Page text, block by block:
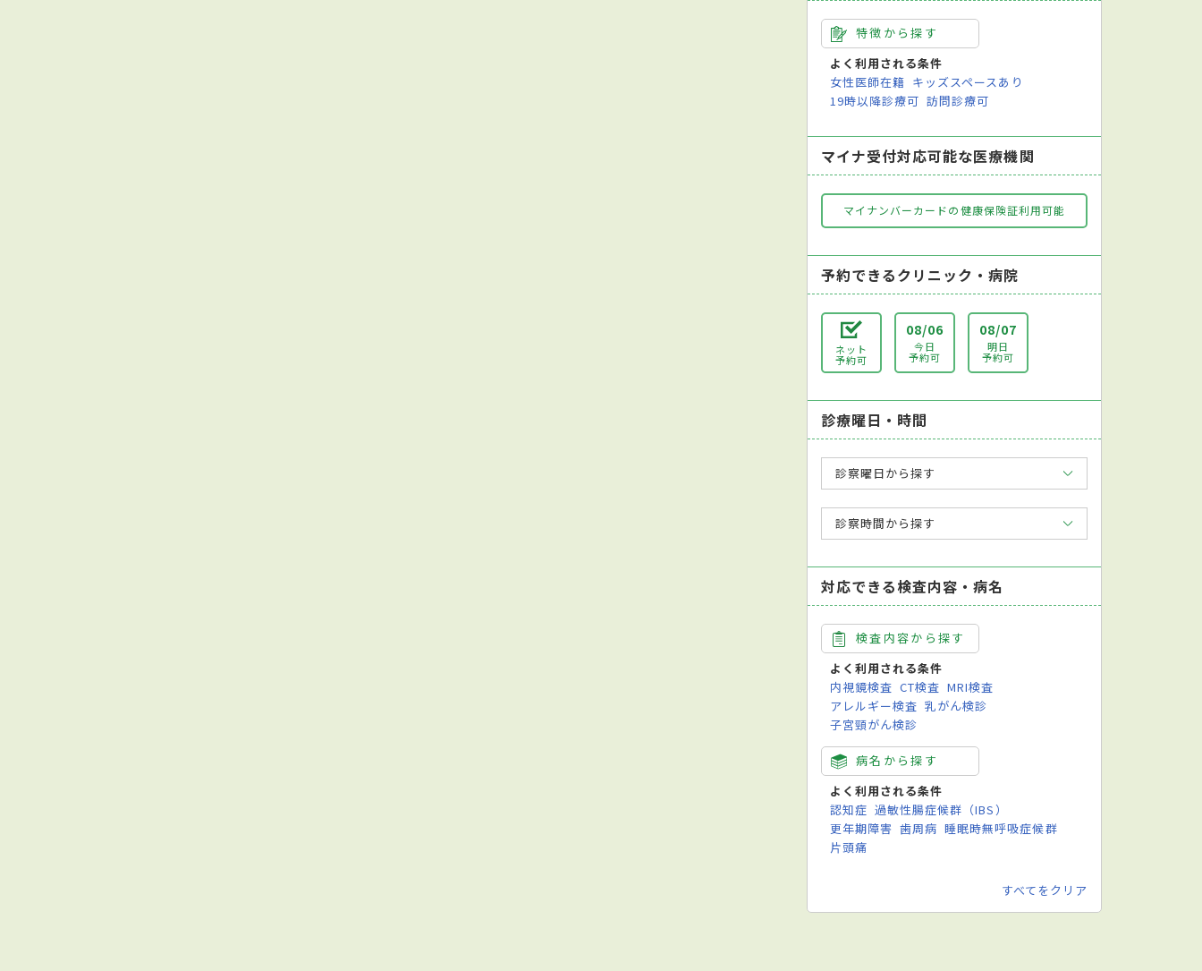
特徴から探す
よく利用される条件
女性医師在籍 キッズスペースあり
19時以降診療可 訪問診療可
マイナ受付対応可能な医療機関
マイナンバーカードの健康保険証利用可能
予約できるクリニック・病院
ネット
予約可
08/06
今日
予約可
08/07
明日
予約可
診療曜日・時間
診察曜日から探す
診察時間から探す
対応できる検査内容・病名
検査内容から探す
よく利用される条件
内視鏡検査 CT検査 MRI検査
アレルギー検査 乳がん検診
子宮頸がん検診
病名から探す
よく利用される条件
認知症 過敏性腸症候群（IBS）
更年期障害 歯周病 睡眠時無呼吸症候群
片頭痛
すべてをクリア